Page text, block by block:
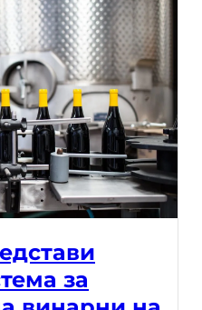
за